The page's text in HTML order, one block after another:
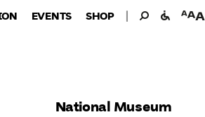
EVENTS SHOP Search
Search
for:
facilities
National Museum